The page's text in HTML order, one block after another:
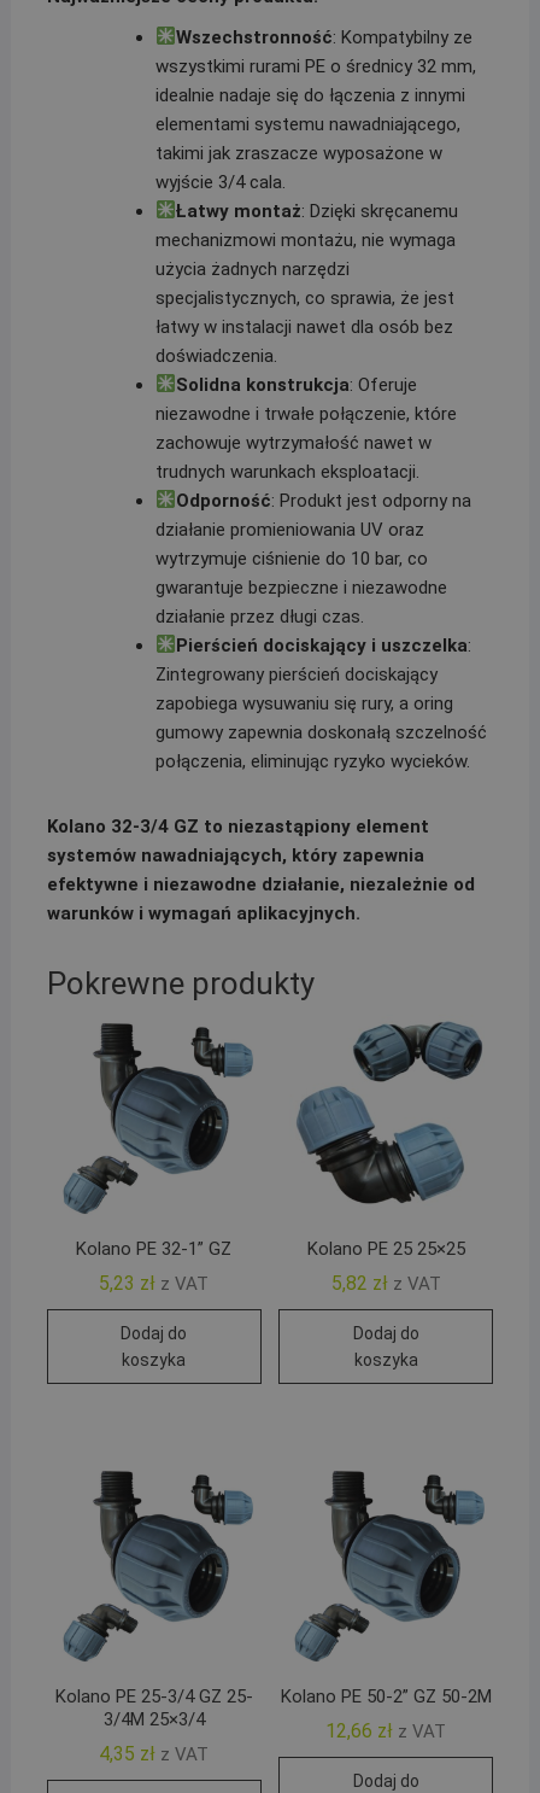
Wszechstronność: Kompatybilny ze
wszystkimi rurami PE o średnicy 32 mm,
idealnie nadaje się do łączenia z innymi
elementami systemu nawadniającego,
takimi jak zraszacze wyposażone w
wyjście 3/4 cala.
Łatwy montaż: Dzięki skręcanemu
mechanizmowi montażu, nie wymaga
użycia żadnych narzędzi
specjalistycznych, co sprawia, że jest
łatwy w instalacji nawet dla osób bez
doświadczenia.
Solidna konstrukcja: Oferuje
niezawodne i trwałe połączenie, które
zachowuje wytrzymałość nawet w
trudnych warunkach eksploatacji.
Odporność: Produkt jest odporny na
działanie promieniowania UV oraz
wytrzymuje ciśnienie do 10 bar, co
gwarantuje bezpieczne i niezawodne
działanie przez długi czas.
Pierścień dociskający i uszczelka:
Zintegrowany pierścień dociskający
zapobiega wysuwaniu się rury, a oring
gumowy zapewnia doskonałą szczelność
połączenia, eliminując ryzyko wycieków.
Kolano 32-3/4 GZ to niezastąpiony element
systemów nawadniających, który zapewnia
efektywne i niezawodne działanie, niezależnie od
warunków i wymagań aplikacyjnych.
Pokrewne produkty
Kolano PE 32-1” GZ
5,23 zł z VAT
Dodaj do
koszyka
Kolano PE 25 25×25
5,82 zł z VAT
Dodaj do
koszyka
Kolano PE 25-3/4 GZ 25-
3/4M 25×3/4
4,35 zł z VAT
Kolano PE 50-2” GZ 50-2M
12,66 zł z VAT
Dodaj do